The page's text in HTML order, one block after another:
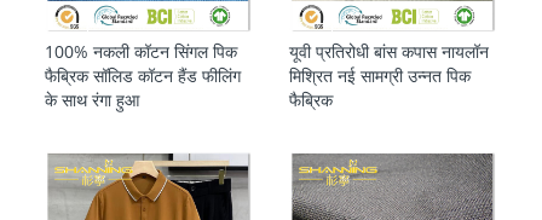
100% नकली कॉटन सिंगल पिक
फैब्रिक सॉलिड कॉटन हैंड फीलिंग
के साथ रंगा हुआ
यूवी प्रतिरोधी बांस कपास नायलॉन
मिश्रित नई सामग्री उन्नत पिक
फैब्रिक